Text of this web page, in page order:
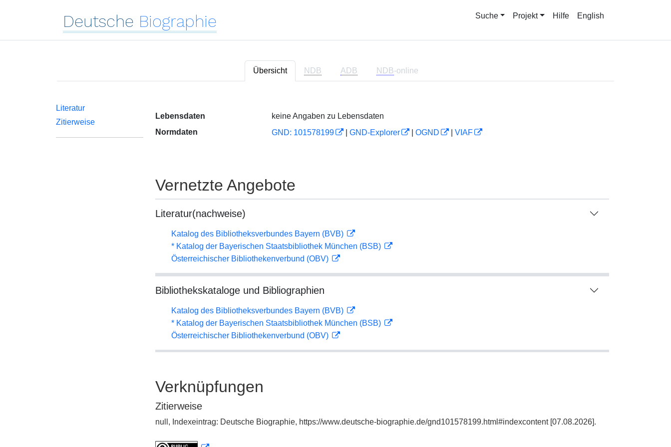
Deutsche Biographie Suche Projekt Hilfe English
Übersicht NDB ADB NDB-online
Literatur
Zitierweise
Lebensdaten
keine Angaben zu Lebensdaten
Normdaten
GND: 101578199 GND-Explorer OGND VIAF
Vernetzte Angebote
Literatur(nachweise)
Katalog des Bibliotheksverbundes Bayern (BVB)
* Katalog der Bayerischen Staatsbibliothek München (BSB)
Österreichischer Bibliothekenverbund (OBV)
Bibliothekskataloge und Bibliographien
Katalog des Bibliotheksverbundes Bayern (BVB)
* Katalog der Bayerischen Staatsbibliothek München (BSB)
Österreichischer Bibliothekenverbund (OBV)
Verknüpfungen
Zitierweise
null, Indexeintrag: Deutsche Biographie, https://www.deutsche-biographie.de/gnd101578199.html#indexcontent [07.08.2026].